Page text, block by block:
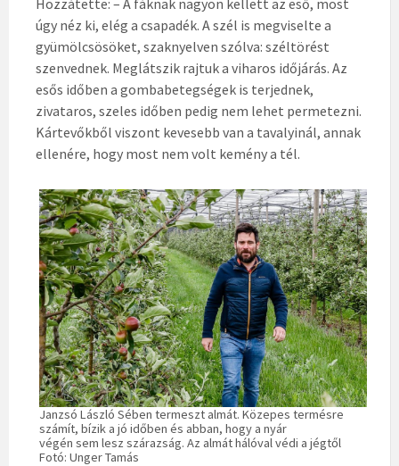
úgy néz ki, elég a csapadék. A szél is megviselte a
gyümölcsösöket, szaknyelven szólva: széltörést
szenvednek. Meglátszik rajtuk a viharos időjárás. Az
esős időben a gombabetegségek is terjednek,
zivataros, szeles időben pedig nem lehet permetezni.
Kártevőkből viszont kevesebb van a tava­lyinál, annak
ellenére, hogy most nem volt kemény a tél.
Janzsó László Sében termeszt almát. Közepes termésre
számít, bízik a jó időben és abban, hogy a nyár
végén sem lesz szárazság. Az almát hálóval védi a jégtől
Fotó: Unger Tamás